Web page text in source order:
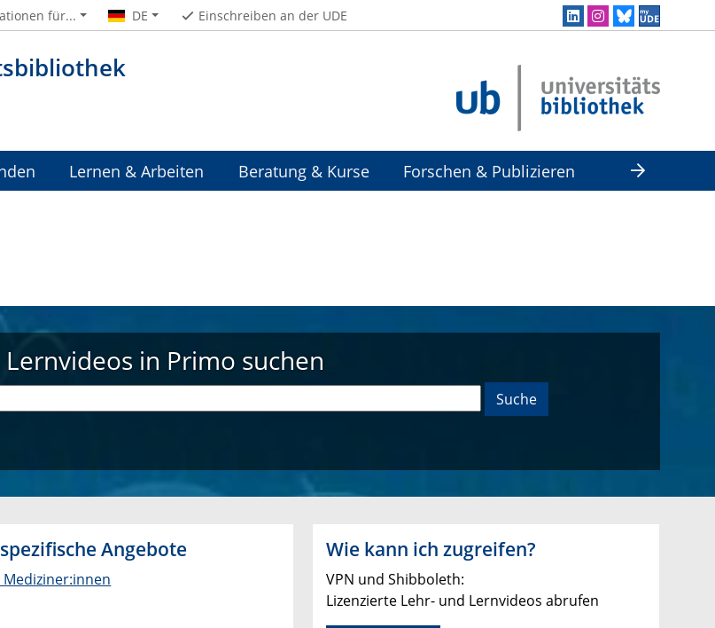
für... DE Einschreiben an der UDE
Lernen & Arbeiten Beratung & Kurse
Forschen & Publizieren
Lernvideos in Primo suchen
Suche
Angebote Wie kann ich zugreifen?
VPN und Shibboleth:
Lizenzierte Lehr- und Lernvideos abrufen